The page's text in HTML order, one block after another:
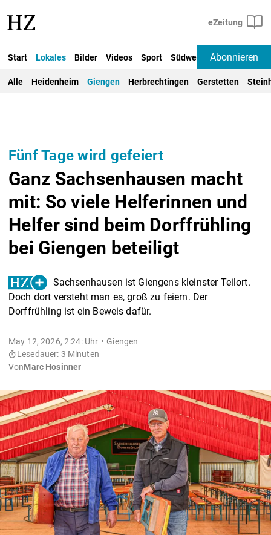
Start Lokales Bilder Videos Sport Südwest Deutschland
Abonnieren
Alle Heidenheim Giengen Herbrechtingen Gerstetten
Fünf Tage wird gefeiert
Ganz Sachsenhausen macht
mit: So viele Helferinnen und
Helfer sind beim Dorffrühling
bei Giengen beteiligt
Sachsenhausen ist Giengens kleinster Teilort.
Doch dort versteht man es, groß zu feiern. Der
Dorffrühling ist ein Beweis dafür.
May 12, 2026, 2:24: Uhr
Giengen
Lesedauer: 3 Minuten
VonMarc Hosinner